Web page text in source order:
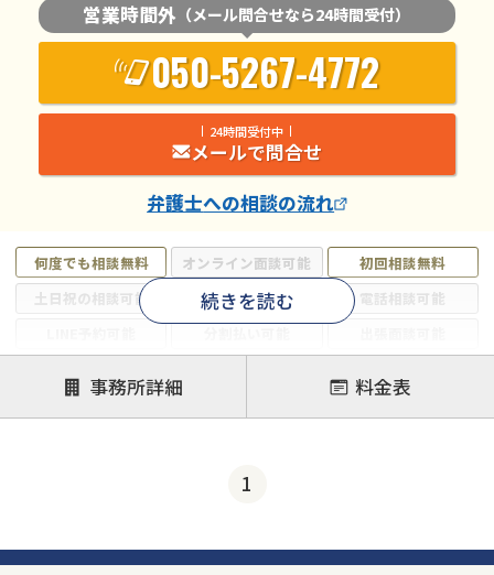
何度でも相談無料 オンライン面談可能
初回相談無料
土日祝の相談可能
19時以降電話可能
電話相談可能
時効援用
カードローン
闇金 奨学金
続きを読む
営業時間外 （メール問合せなら24時間受付）
050-5267-4772
24時間受付中
メールで問合せ
弁護士への相談の流れ
事務所詳細 料金表
1